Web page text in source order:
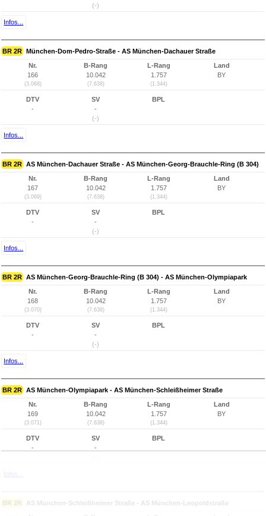
(-)
Infos...
BR 2R München-Dom-Pedro-Straße - AS München-Dachauer Straße
Nr.
166
(3.068)
B-Rang
10.042
(7.638)
L-Rang
1.757
(1.344)
Land
BY
DTV
-
SV
-
(-)
BPL
Infos...
BR 2R AS München-Dachauer Straße - AS München-Georg-Brauchle-Ring (B 304)
Nr.
167
(3.069)
B-Rang
10.042
(7.638)
L-Rang
1.757
(1.344)
Land
BY
DTV
-
SV
-
(-)
BPL
Infos...
BR 2R AS München-Georg-Brauchle-Ring (B 304) - AS München-Olympiapark
Nr.
168
(3.070)
B-Rang
10.042
(7.638)
L-Rang
1.757
(1.344)
Land
BY
DTV
-
SV
-
(-)
BPL
Infos...
BR 2R AS München-Olympiapark - AS München-Schleißheimer Straße
Nr.
169
(3.071)
B-Rang
10.042
(7.638)
L-Rang
1.757
(1.344)
Land
BY
DTV
-
SV
-
BPL
Infos...
BR 2R AS München-Schleißheimer Straße - AS München-Leopoldstraße